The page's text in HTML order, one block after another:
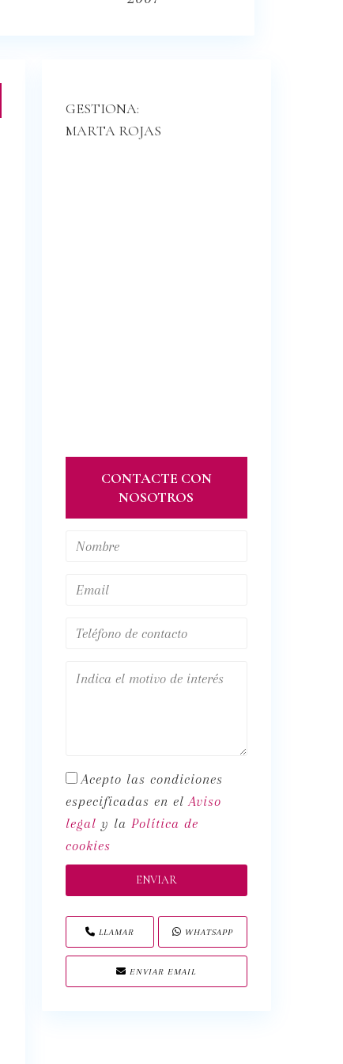
GESTIONA:
MARTA ROJAS
CONTACTE CON
NOSOTROS
Acepto las condiciones
especificadas en elAviso
legal y la Política de
cookies
LLAMAR WHATSAPP
ENVIAR EMAIL